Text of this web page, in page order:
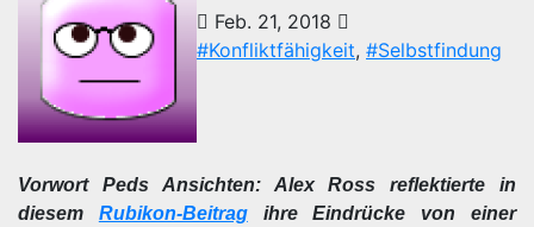
Feb. 21, 2018
#Konfliktfähigkeit, #Selbstfindung
Vorwort Peds Ansichten: Alex Ross reflektierte in
diesem Rubikon-Beitragihre Eindrücke von einer